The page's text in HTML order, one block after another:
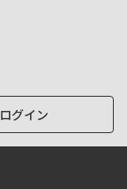
ログイン